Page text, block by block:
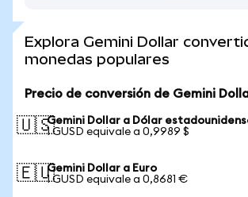
Explora Gemini Dollar
monedas populares
Precio de conversión de Gemini
🇺🇸Gemini Dollar a Dólar
1 GUSD equivale a 0,9989 $
🇪🇺Gemini Dollar a Euro
1 GUSD equivale a 0,8681 €